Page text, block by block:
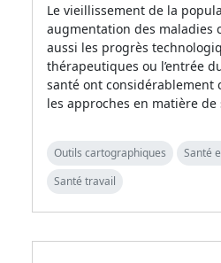
Le vieillissement de la
augmentation des maladies
aussi les progrès
thérapeutiques ou l’entrée
santé ont considérablement
les approches en matière de
Outils cartographiques
Santé
Santé travail